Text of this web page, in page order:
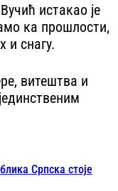
истакао је
ка прошлости,
и снагу.
витештва и
Српска стоје